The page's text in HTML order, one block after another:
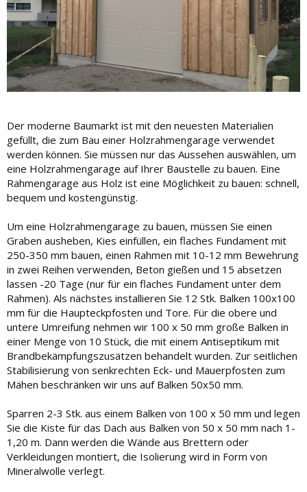
Der moderne Baumarkt ist mit den neuesten Materialien
gefüllt, die zum Bau einer Holzrahmengarage verwendet
werden können. Sie müssen nur das Aussehen auswählen, um
eine Holzrahmengarage auf Ihrer Baustelle zu bauen. Eine
Rahmengarage aus Holz ist eine Möglichkeit zu bauen: schnell,
bequem und kostengünstig.
Um eine Holzrahmengarage zu bauen, müssen Sie einen
Graben ausheben, Kies einfüllen, ein flaches Fundament mit
250-350 mm bauen, einen Rahmen mit 10-12 mm Bewehrung
in zwei Reihen verwenden, Beton gießen und 15 absetzen
lassen -20 Tage (nur für ein flaches Fundament unter dem
Rahmen). Als nächstes installieren Sie 12 Stk. Balken 100x100
mm für die Haupteckpfosten und Tore. Für die obere und
untere Umreifung nehmen wir 100 x 50 mm große Balken in
einer Menge von 10 Stück, die mit einem Antiseptikum mit
Brandbekämpfungszusätzen behandelt wurden. Zur seitlichen
Stabilisierung von senkrechten Eck- und Mauerpfosten zum
Mähen beschränken wir uns auf Balken 50x50 mm.
Sparren 2-3 Stk. aus einem Balken von 100 x 50 mm und legen
Sie die Kiste für das Dach aus Balken von 50 x 50 mm nach 1-
1,20 m. Dann werden die Wände aus Brettern oder
Verkleidungen montiert, die Isolierung wird in Form von
Mineralwolle verlegt.